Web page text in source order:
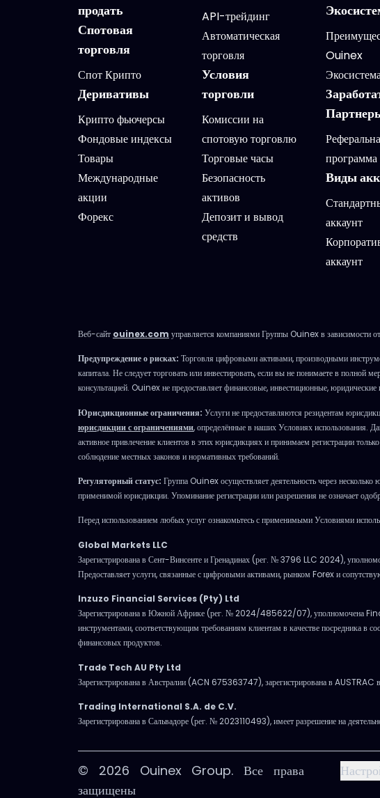
продать
Спотовая
торговля
Спот Крипто
Деривативы
Крипто фьючерсы
Фондовые индексы
Товары
Международные
акции
Форекс
API-трейдинг
Автоматическая
торговля
Условия
торговли
Комиссии на
спотовую торговлю
Торговые часы
Безопасность
активов
Депозит и вывод
средств
Ouinex
программа
Виды
аккаунт
аккаунт
Веб-сайт ouinex.com управляется компаниями Группы Ouinex в зависимости
Предупреждение о рисках: Торговля цифровыми активами, производными
капитала. Не следует торговать или инвестировать, если вы не понимаете в
консультацией. Ouinex не предоставляет финансовые, инвестиционные, юридические
Юрисдикционные ограничения: Услуги не предоставляются резидентам
юрисдикции с ограничениями, определённые в наших Условиях использования.
активное привлечение клиентов в этих юрисдикциях и принимаем регистрации
соблюдение местных законов и нормативных требований.
Регуляторный статус: Группа Ouinex осуществляет деятельность через
применимой юрисдикции. Упоминание регистрации или разрешения не означает
Перед использованием любых услуг ознакомьтесь с применимыми Условиями
Global Markets LLC
Зарегистрирована в Сент-Винсенте и Гренадинах (рег. № 3796 LLC 2024),
Предоставляет услуги, связанные с цифровыми активами, рынком Forex и
Inzuzo Financial Services (Pty) Ltd
Зарегистрирована в Южной Африке (рег. № 2024/485622/07), уполномочена
инструментами, соответствующим требованиям клиентам в качестве посредника
финансовых продуктов.
Trade Tech AU Pty Ltd
Зарегистрирована в Австралии (ACN 675363747), зарегистрирована в
Trading International S.A. de C.V.
Зарегистрирована в Сальвадоре (рег. № 2023110493), имеет разрешение на
© 2026 Ouinex Group. Все права
защищены